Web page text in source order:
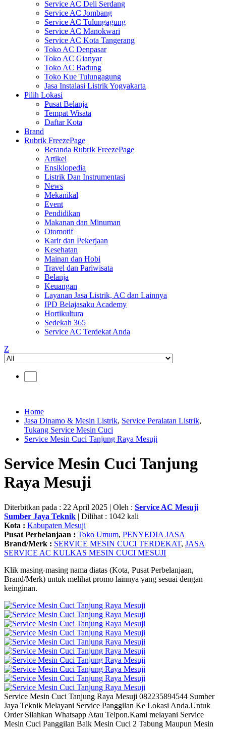
Service AC Deli Serdang
Service AC Jombang
Service AC Tulungagung
Service AC Manokwari
Service AC Kota Tangerang
Toko AC Denpasar
Toko AC Gianyar
Toko AC Badung
Toko Kue Tulungagung
Jasa Instalasi Listrik Yogyakarta
Pilih Lokasi
Pusat Belanja
Tempat Wisata
Daftar Kota
Brand
Rubrik FreezePage
Beranda Rubrik FreezePage
Artikel
Ensiklopedia
Listrik Dan Instrumentasi
News
Mekanikal
Event
Pendidikan
Makanan dan Minuman
Otomotif
Karir dan Pekerjaan
Kesehatan
Mainan dan Hobi
Travel dan Pariwisata
Belanja
Keuangan
Layanan Jasa Listrik, AC dan Lainnya
IPD Belajasaku Academy
Hortikultura
Sedekah 365
Service AC Terdekat Anda
Z
Home
Jasa Dinamo & Mesin Listrik, Service Peralatan Listrik,
Tukang Service Mesin Cuci
Service Mesin Cuci Tanjung Raya Mesuji
Service Mesin Cuci Tanjung
Raya Mesuji
Diterbitkan pada : 22 April 2025 | Oleh : Service AC Mesuji
Sumber Jaya Teknik | Dilihat : 1042 kali
Kota : Kabupaten Mesuji
Pusat Perbelanjaan : Toko Umum, PENYEDIA JASA
Brand/Merk : SERVICE MESIN CUCI TERDEKAT, JASA
SERVICE AC KULKAS MESIN CUCI MESUJI
Klik masing-masing nama diatas (Kota, Pusat Perbelanjaan,
Brand/Merk) untuk melihat promo lainnya yang sesuai dengan
keinginan.
Service Mesin Cuci Tanjung Raya Mesuji 082235894544 Sumber
Jaya Teknik Melayani Service Panggilan Ke Lokasi Anda.Untuk
Order Silahkan Whatsapp Atau Telpon.Kami melayani Service
Mesin Cuci Panggilan Baik Mesin Cuci 2 Tabung Maupun Mesin